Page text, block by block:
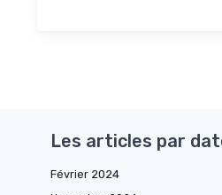
Les articles par
Février 2024